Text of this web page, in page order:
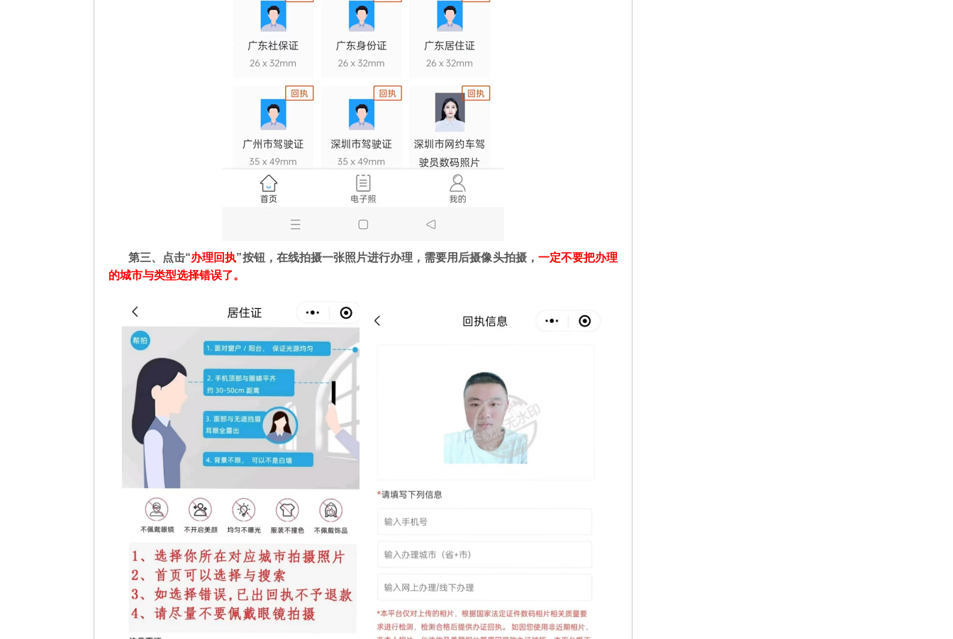
第三、点击“办理回执”按钮，在线拍摄一张照片进行办理，需要用后摄像头拍摄， 一定不要把办理
的城市与类型选择错误了。